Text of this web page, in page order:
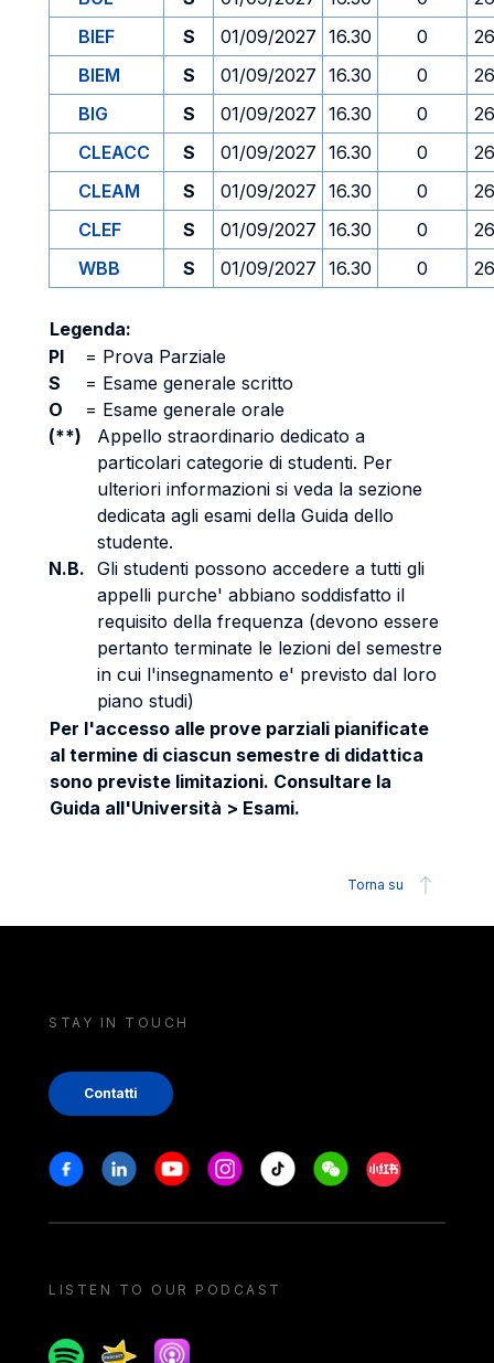
BIEF
S 01/09/2027 16.30 0
BIEM
S 01/09/2027 16.30 0
BIG
S 01/09/2027 16.30 0
CLEACC
S 01/09/2027 16.30 0
CLEAM
S 01/09/2027 16.30 0
CLEF
S 01/09/2027 16.30 0
WBB
S 01/09/2027 16.30 0
Legenda:
PI
= Prova Parziale
S
= Esame generale scritto
O
= Esame generale orale
(**)
Appello straordinario dedicato a
particolari categorie di studenti. Per
ulteriori informazioni si veda la sezione
dedicata agli esami della Guida dello
studente.
N.B. Gli studenti possono accedere a tutti gli
appelli purche' abbiano soddisfatto il
requisito della frequenza (devono essere
pertanto terminate le lezioni del semestre
in cui l'insegnamento e' previsto dal loro
piano studi)
Per l'accesso alle prove parziali pianificate
al termine di ciascun semestre di didattica
sono previste limitazioni. Consultare la
Guida all'Università > Esami.
Torna su
STAY IN TOUCH
Contatti
Stay in touch
FacebookLinkedinYoutubeInstagram
Tiktok WeechatXiaohongshu/
LISTEN TO OUR PODCAST
SpotifySpreakerApple podcast